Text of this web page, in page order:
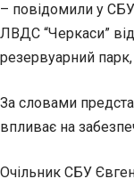
– повідомили у
ЛВДС “Черкаси”
резервуарний
За словами
впливає на
Очільник СБУ